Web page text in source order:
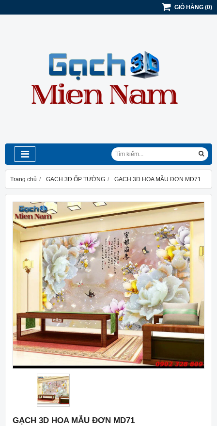
GIỎ HÀNG (0)
Trang chủ GẠCH 3D ỐP TƯỜNG GẠCH 3D HOA MẪU ĐƠN MD71
GẠCH 3D HOA MẪU ĐƠN MD71